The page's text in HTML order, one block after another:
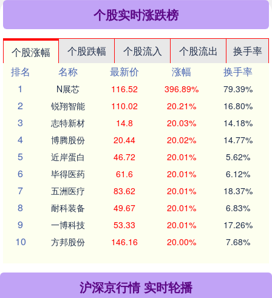
个股实时涨跌榜
个股涨幅 个股跌幅 个股流入 个股流出
换手率
排名
名称 最新价 涨幅
换手率
1
N展芯 116.52 396.89% 79.39%
2 锐翔智能 110.02 20.21% 16.80%
3 志特新材 14.8 20.03% 14.18%
4 博腾股份 20.44 20.02% 14.77%
5 近岸蛋白 46.72 20.01% 5.62%
6 毕得医药 61.6 20.01% 6.12%
7 五洲医疗 83.62 20.01% 18.37%
8 耐科装备 49.67 20.01% 6.83%
9 一博科技 53.33 20.01% 17.26%
10 方邦股份 146.16 20.00% 7.68%
沪深京行情 实时轮播